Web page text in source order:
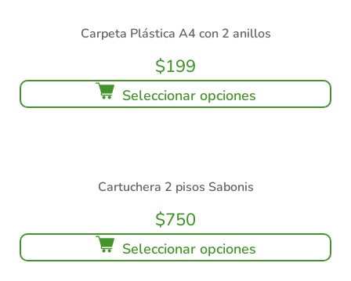
Carpeta Plástica A4 con 2 anillos
$199
Seleccionar opciones
Cartuchera 2 pisos Sabonis
$750
Seleccionar opciones